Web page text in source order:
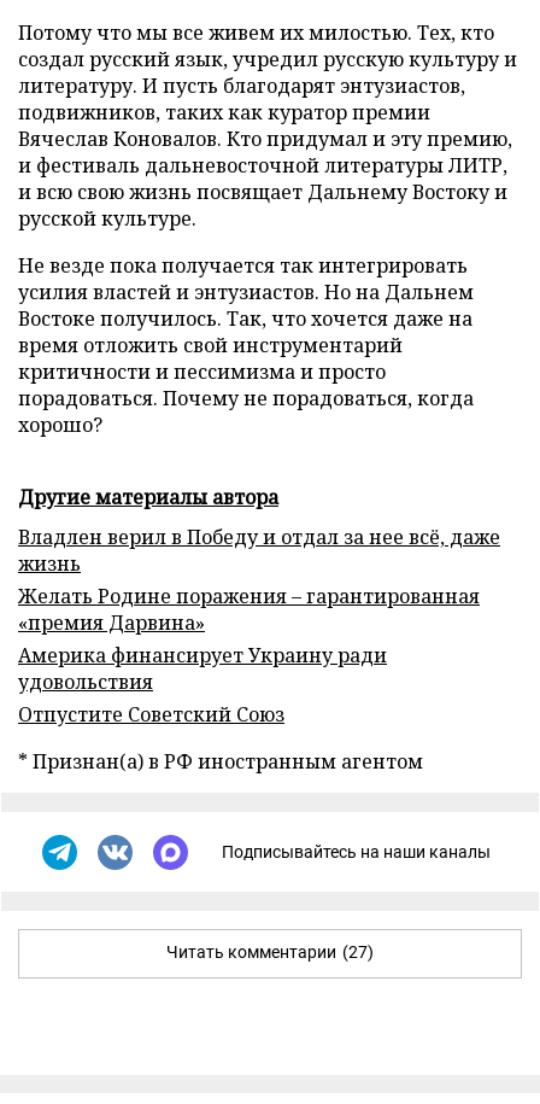
Потому что мы все живем их милостью. Тех, кто
создал русский язык, учредил русскую культуру и
литературу. И пусть благодарят энтузиастов,
подвижников, таких как куратор премии
Вячеслав Коновалов. Кто придумал и эту премию,
и фестиваль дальневосточной литературы ЛИТР,
и всю свою жизнь посвящает Дальнему Востоку и
русской культуре.
Не везде пока получается так интегрировать
усилия властей и энтузиастов. Но на Дальнем
Востоке получилось. Так, что хочется даже на
время отложить свой инструментарий
критичности и пессимизма и просто
порадоваться. Почему не порадоваться, когда
хорошо?
Другие материалы автора
Владлен верил в Победу и отдал за нее всё, даже
жизнь
Желать Родине поражения – гарантированная
«премия Дарвина»
Америка финансирует Украину ради
удовольствия
Отпустите Советский Союз
* Признан(а) в РФ иностранным агентом
Подписывайтесь на наши каналы
Читать комментарии (27)